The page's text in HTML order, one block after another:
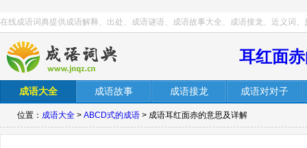
在线成语词典提供成语解释、出处、成语谜语、成语故事大全、成语接龙、近义词、
耳红面
成语大全 成语故事 成语接龙 成语对对子
位置： 成语大全 > ABCD式的成语 > 成语耳红面赤的意思及详解